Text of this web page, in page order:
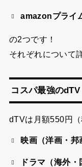
amazonプライ
の2つです！
それぞれについて
コスパ最強のdTV
dTVは 月額550円（
映画（洋画・邦
ドラマ（海外・